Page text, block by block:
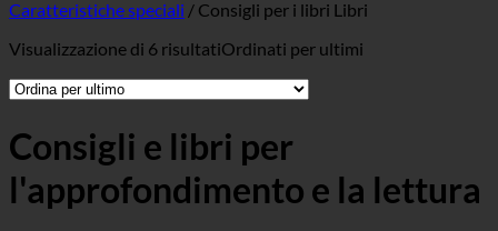
Caratteristiche speciali / Consigli per i libri Libri
Visualizzazione di 6 risultatiOrdinati per ultimi
Consigli e libri per
l'approfondimento e la lettura